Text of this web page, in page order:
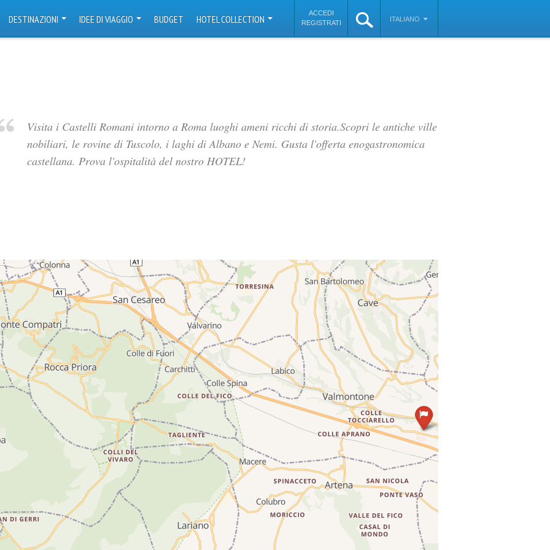
DESTINAZIONI IDEE DI VIAGGIO BUDGET HOTEL COLLECTION
ACCEDI
REGISTRATI
ITALIANO
Visita i Castelli Romani intorno a Roma luoghi ameni ricchi di storia.Scopri le antiche ville
nobiliari, le rovine di Tuscolo, i laghi di Albano e Nemi. Gusta l'offerta enogastronomica
castellana. Prova l'ospitalità del nostro HOTEL!